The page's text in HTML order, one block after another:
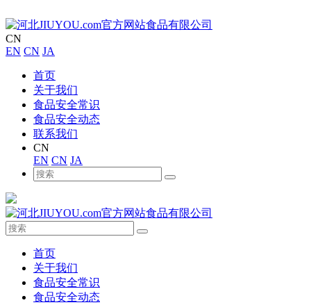
CN
EN CN JA
首页
关于我们
食品安全常识
食品安全动态
联系我们
CN
EN CN JA
首页
关于我们
食品安全常识
食品安全动态